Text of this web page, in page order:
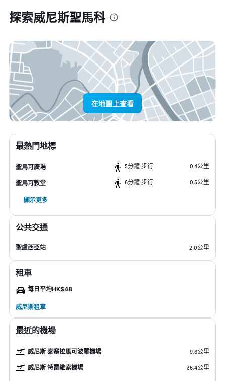
探索威尼斯聖馬科
在地圖上查看
最熱門地標
聖馬可廣場 5分鐘 步行 0.4公里
聖馬可教堂 6分鐘 步行 0.5公里
顯示更多
公共交通
聖盧西亞站 2.0公里
租車
每日平均HK$48
威尼斯租車
最近的機場
威尼斯 泰塞拉馬可波羅機場 9.6公里
威尼斯 特雷維索機場 36.4公里